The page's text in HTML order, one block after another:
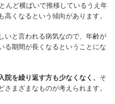
んど横ばいで推移しているうえ年
くなるという傾向があります。
いと言われる病気なので、年齢が
る期間が長くなるということにな
院を繰り返す方も少なくなく、 そ
まざまなものが考えられます。